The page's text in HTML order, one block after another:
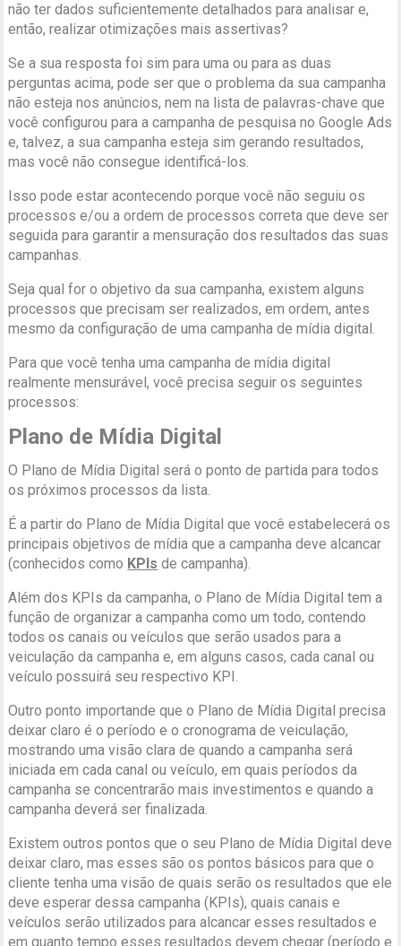
não ter dados suficientemente detalhados para analisar e,
então, realizar otimizações mais assertivas?
Se a sua resposta foi sim para uma ou para as duas
perguntas acima, pode ser que o problema da sua campanha
não esteja nos anúncios, nem na lista de palavras-chave que
você configurou para a campanha de pesquisa no Google Ads
e, talvez, a sua campanha esteja sim gerando resultados,
mas você não consegue identificá-los.
Isso pode estar acontecendo porque você não seguiu os
processos e/ou a ordem de processos correta que deve ser
seguida para garantir a mensuração dos resultados das suas
campanhas.
Seja qual for o objetivo da sua campanha, existem alguns
processos que precisam ser realizados, em ordem, antes
mesmo da configuração de uma campanha de mídia digital.
Para que você tenha uma campanha de mídia digital
realmente mensurável, você precisa seguir os seguintes
processos:
Plano de Mídia Digital
O Plano de Mídia Digital será o ponto de partida para todos
os próximos processos da lista.
É a partir do Plano de Mídia Digital que você estabelecerá os
principais objetivos de mídia que a campanha deve alcancar
(conhecidos como KPIs de campanha).
Além dos KPIs da campanha, o Plano de Mídia Digital tem a
função de organizar a campanha como um todo, contendo
todos os canais ou veículos que serão usados para a
veiculação da campanha e, em alguns casos, cada canal ou
veículo possuirá seu respectivo KPI.
Outro ponto importande que o Plano de Mídia Digital precisa
deixar claro é o período e o cronograma de veiculação,
mostrando uma visão clara de quando a campanha será
iniciada em cada canal ou veículo, em quais períodos da
campanha se concentrarão mais investimentos e quando a
campanha deverá ser finalizada.
Existem outros pontos que o seu Plano de Mídia Digital deve
deixar claro, mas esses são os pontos básicos para que o
cliente tenha uma visão de quais serão os resultados que ele
deve esperar dessa campanha (KPIs), quais canais e
veículos serão utilizados para alcancar esses resultados e
em quanto tempo esses resultados devem chegar (período e